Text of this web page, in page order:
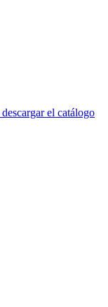
descargar el catálogo